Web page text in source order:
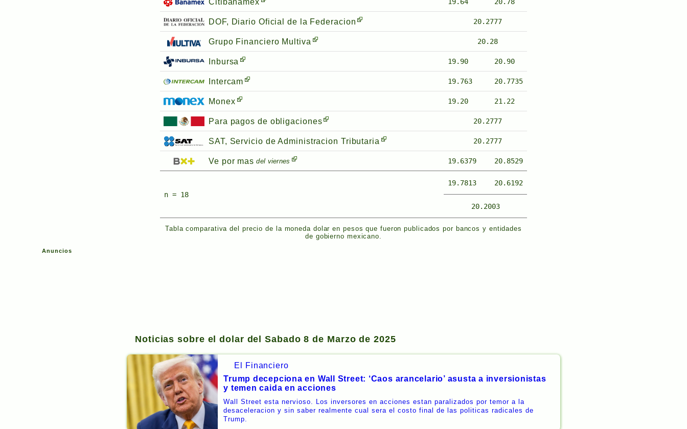
Tabla comparativa del precio de la moneda dolar en pesos que fueron publicados por bancos y entidades
de gobierno mexicano.
DOF, Diario Oficial de la Federacion 20.2777
Grupo Financiero Multiva 20.28
Inbursa 19.90 20.90
Intercam 19.763 20.7735
Monex 19.20 21.22
Para pagos de obligaciones 20.2777
SAT, Servicio de Administracion Tributaria 20.2777
Ve por mas del viernes 19.6379 20.8529
n = 18
19.7813 20.6192
20.2003
Anuncios
Noticias sobre el dolar del Sabado 8 de Marzo de 2025
El Financiero
Trump decepciona en Wall Street: ‘Caos arancelario’ asusta a inversionistas
y temen caida en acciones
Wall Street esta nervioso. Los inversores en acciones estan paralizados por temor a la
desaceleracion y sin saber realmente cual sera el costo final de las politicas radicales de
Trump.